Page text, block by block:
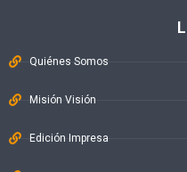
Quiénes Somos
Misión Visión
Edición Impresa